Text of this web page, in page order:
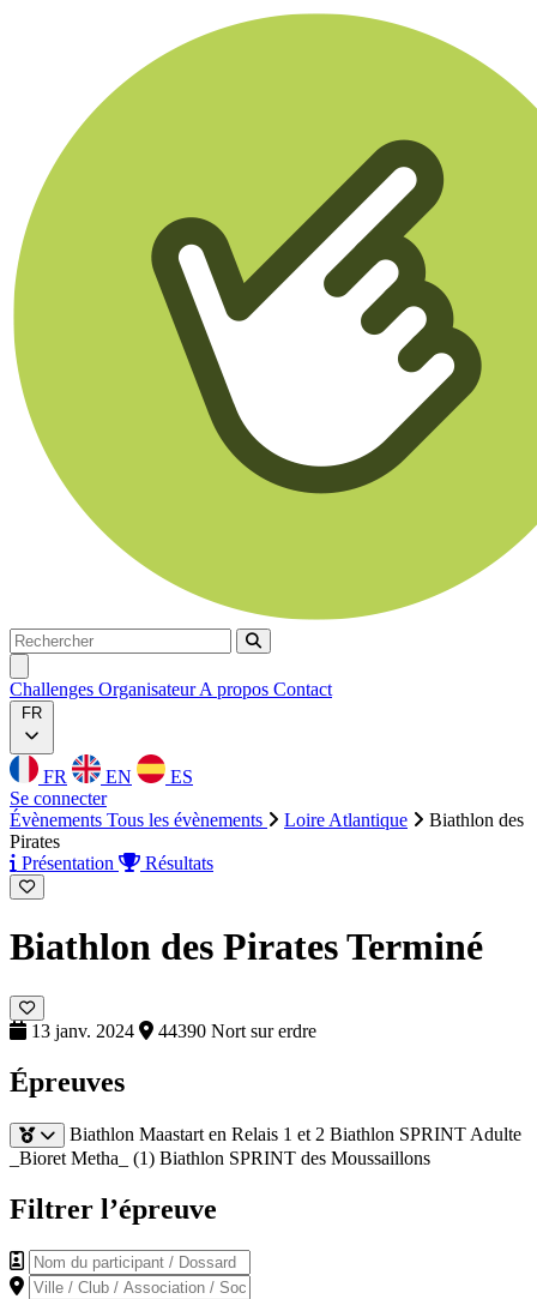
Rechercher
Rechercher
Challenges OrganisateurA propos Contact
FR
FR EN
ES
Se connecter
Évènements Tous les évènements Loire Atlantique
Biathlon des
Pirates
Présentation
Résultats
Biathlon des PiratesTerminé
13 janv. 2024 44390 Nort sur erdre
Épreuves
Biathlon Maastart en Relais 1 et 2 Biathlon SPRINT Adulte
_Bioret Metha_ (1) Biathlon SPRINT des Moussaillons
Filtrer l’épreuve
Nom du participant / Dossard
Ville / Club / Association / Société